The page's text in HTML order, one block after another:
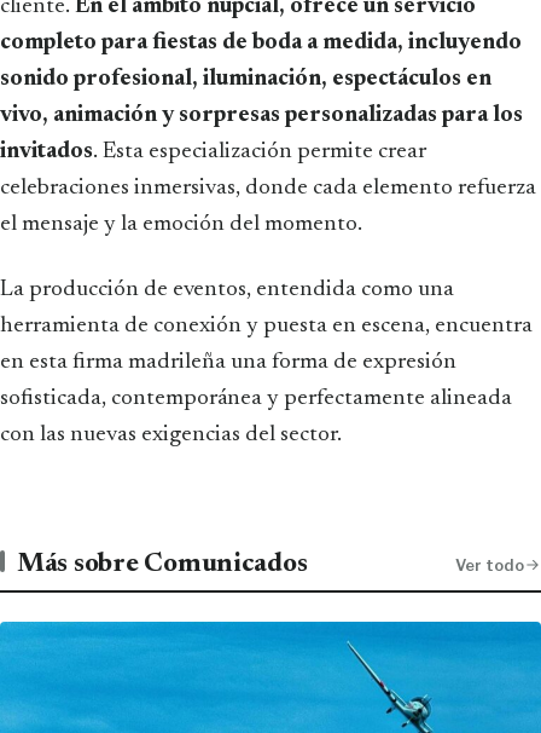
cliente. En el ámbito nupcial, ofrece un servicio
completo para fiestas de boda a medida, incluyendo
sonido profesional, iluminación, espectáculos en
vivo, animación y sorpresas personalizadas para los
invitados. Esta especialización permite crear
celebraciones inmersivas, donde cada elemento refuerza
el mensaje y la emoción del momento.
La producción de eventos, entendida como una
herramienta de conexión y puesta en escena, encuentra
en esta firma madrileña una forma de expresión
sofisticada, contemporánea y perfectamente alineada
con las nuevas exigencias del sector.
Más sobre Comunicados Ver todo